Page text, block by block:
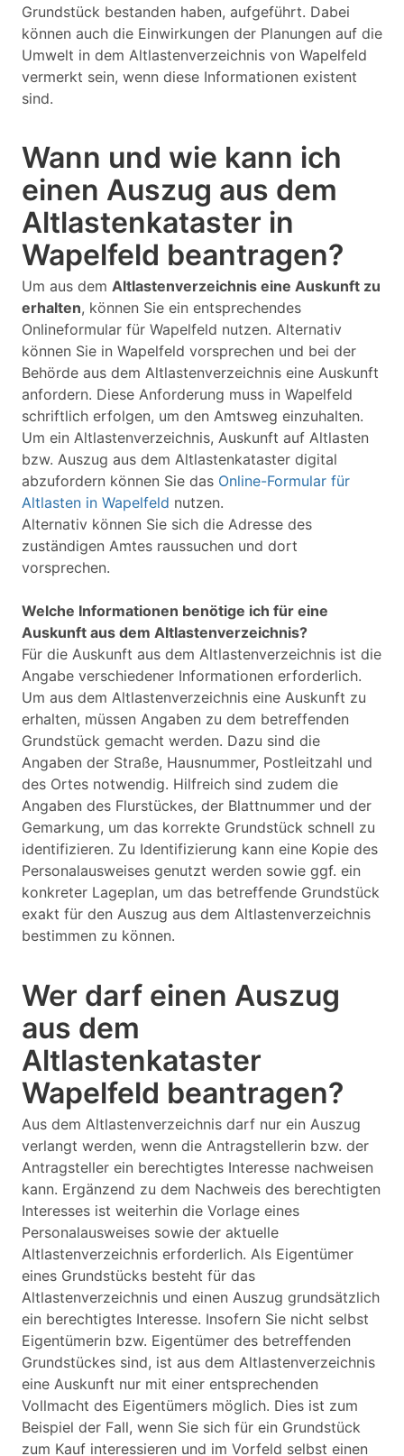
Grundstück bestanden haben, aufgeführt. Dabei
können auch die Einwirkungen der Planungen auf die
Umwelt in dem Altlastenverzeichnis von Wapelfeld
vermerkt sein, wenn diese Informationen existent
sind.
Wann und wie kann ich
einen Auszug aus dem
Altlastenkataster in
Wapelfeld beantragen?
Um aus dem Altlastenverzeichnis eine Auskunft zu
erhalten, können Sie ein entsprechendes
Onlineformular für Wapelfeld nutzen. Alternativ
können Sie in Wapelfeld vorsprechen und bei der
Behörde aus dem Altlastenverzeichnis eine Auskunft
anfordern. Diese Anforderung muss in Wapelfeld
schriftlich erfolgen, um den Amtsweg einzuhalten.
Um ein Altlastenverzeichnis, Auskunft auf Altlasten
bzw. Auszug aus dem Altlastenkataster digital
abzufordern können Sie das Online-Formular für
Altlasten in Wapelfeld nutzen.
Alternativ können Sie sich die Adresse des
zuständigen Amtes raussuchen und dort
vorsprechen.
Welche Informationen benötige ich für eine
Auskunft aus dem Altlastenverzeichnis?
Für die Auskunft aus dem Altlastenverzeichnis ist die
Angabe verschiedener Informationen erforderlich.
Um aus dem Altlastenverzeichnis eine Auskunft zu
erhalten, müssen Angaben zu dem betreffenden
Grundstück gemacht werden. Dazu sind die
Angaben der Straße, Hausnummer, Postleitzahl und
des Ortes notwendig. Hilfreich sind zudem die
Angaben des Flurstückes, der Blattnummer und der
Gemarkung, um das korrekte Grundstück schnell zu
identifizieren. Zu Identifizierung kann eine Kopie des
Personalausweises genutzt werden sowie ggf. ein
konkreter Lageplan, um das betreffende Grundstück
exakt für den Auszug aus dem Altlastenverzeichnis
bestimmen zu können.
Wer darf einen Auszug
aus dem
Altlastenkataster
Wapelfeld beantragen?
Aus dem Altlastenverzeichnis darf nur ein Auszug
verlangt werden, wenn die Antragstellerin bzw. der
Antragsteller ein berechtigtes Interesse nachweisen
kann. Ergänzend zu dem Nachweis des berechtigten
Interesses ist weiterhin die Vorlage eines
Personalausweises sowie der aktuelle
Altlastenverzeichnis erforderlich. Als Eigentümer
eines Grundstücks besteht für das
Altlastenverzeichnis und einen Auszug grundsätzlich
ein berechtigtes Interesse. Insofern Sie nicht selbst
Eigentümerin bzw. Eigentümer des betreffenden
Grundstückes sind, ist aus dem Altlastenverzeichnis
eine Auskunft nur mit einer entsprechenden
Vollmacht des Eigentümers möglich. Dies ist zum
Beispiel der Fall, wenn Sie sich für ein Grundstück
zum Kauf interessieren und im Vorfeld selbst einen